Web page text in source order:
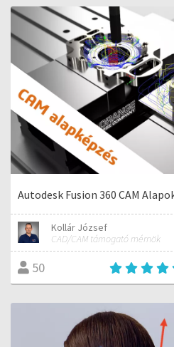
Autodesk Fusion 360 CAM
Kollár József
CAD/CAM támogató mérnök
50